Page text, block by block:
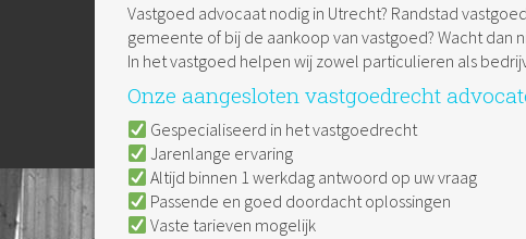
Vastgoed advocaat nodig in Utrecht? Randstad
gemeente of bij de aankoop van vastgoed? Wacht dan
In het vastgoed helpen wij zowel particulieren als
Onze aangesloten vastgoedrecht
Gespecialiseerd in het vastgoedrecht
Jarenlange ervaring
Altijd binnen 1 werkdag antwoord op uw vraag
Passende en goed doordacht oplossingen
Vaste tarieven mogelijk